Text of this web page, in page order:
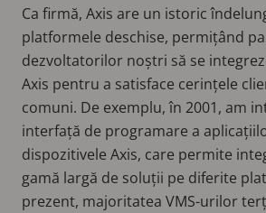
Ca firmă, Axis are un istoric
platformele deschise, permițând
dezvoltatorilor noștri să se
Axis pentru a satisface cerințele
comuni. De exemplu, în 2001, am
interfață de programare a
dispozitivele Axis, care permite
gamă largă de soluții pe diferite
prezent, majoritatea VMS-urilor